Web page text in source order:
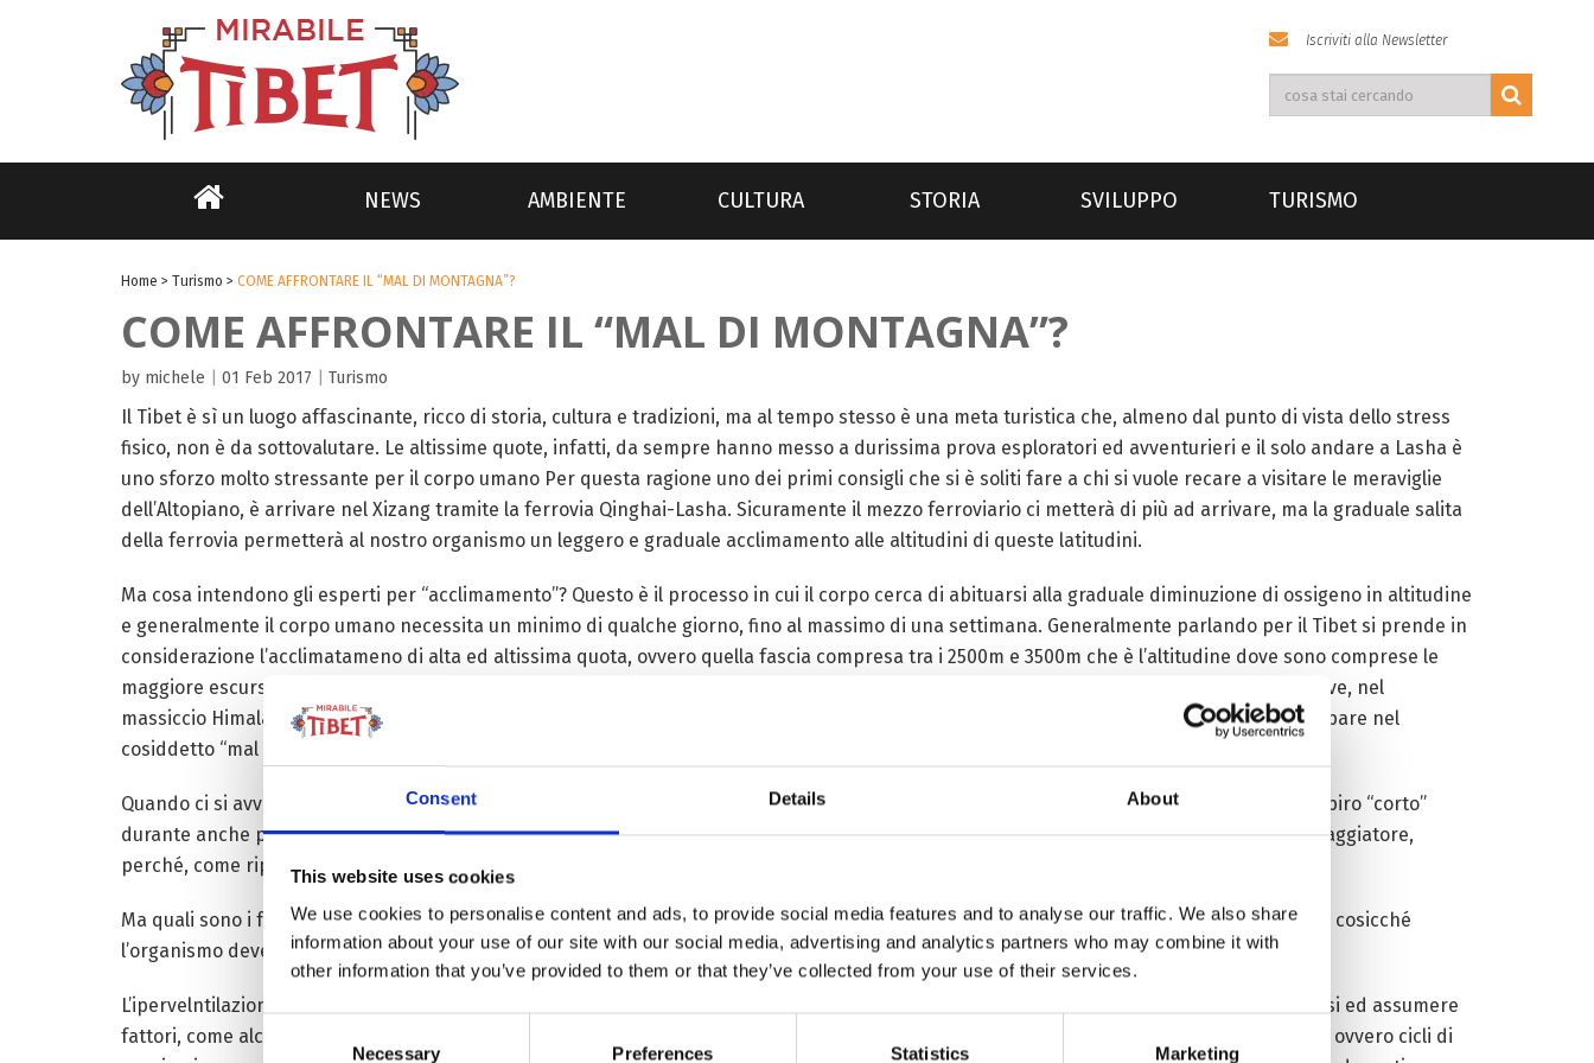
Consent Details About
This website uses cookies
We use cookies to personalise content and ads, to provide social media features and to analyse our traffic. We also share
information about your use of our site with our social media, advertising and analytics partners who may combine it with
other information that you’ve provided to them or that they’ve collected from your use of their services.
Necessary Preferences Statistics Marketing
Iscriviti alla Newsletter
NEWS AMBIENTE CULTURA STORIA SVILUPPO TURISMO
Home > Turismo > COME AFFRONTARE IL “MAL DI MONTAGNA”?
COME AFFRONTARE IL “MAL DI MONTAGNA”?
by michele 01 Feb 2017 Turismo
Il Tibet è sì un luogo affascinante, ricco di storia, cultura e tradizioni, ma al tempo stesso è una meta turistica che, almeno dal punto di vista dello stress
fisico, non è da sottovalutare. Le altissime quote, infatti, da sempre hanno messo a durissima prova esploratori ed avventurieri e il solo andare a Lasha è
uno sforzo molto stressante per il corpo umano Per questa ragione uno dei primi consigli che si è soliti fare a chi si vuole recare a visitare le meraviglie
dell’Altopiano, è arrivare nel Xizang tramite la ferrovia Qinghai-Lasha. Sicuramente il mezzo ferroviario ci metterà di più ad arrivare, ma la graduale salita
della ferrovia permetterà al nostro organismo un leggero e graduale acclimamento alle altitudini di queste latitudini.
Ma cosa intendono gli esperti per “acclimamento”? Questo è il processo in cui il corpo cerca di abituarsi alla graduale diminuzione di ossigeno in altitudine
e generalmente il corpo umano necessita un minimo di qualche giorno, fino al massimo di una settimana. Generalmente parlando per il Tibet si prende in
considerazione l’acclimatameno di alta ed altissima quota, ovvero quella fascia compresa tra i 2500m e 3500m che è l’altitudine dove sono comprese le
maggiore escursioni ai siti lamasti o di interesse naturalistico. A differenza delle Alpi, dove l’esposizione a queste altitudini è piuttosto breve, nel
massiccio Himalayano si parla di esposizioni che possono arrivare anche a sette o dieci giorni se non più, per questa ragione si può incappare nel
cosiddetto “mal di montagna”.
Quando ci si avventura in alta montagna, il fisco è inconsciamente soggetto a normali e fisiologici cambiamenti come iperventilazione, respiro “corto”
durante anche piccole fasi di sfogo e cambiamenti della frequenza respiratoria notturna. Tutti questi sintomi non devono spaventare il viaggiatore,
perché, come ripetiamo, sono normali acclimatazione che il nostro organismo necessita.
Ma quali sono i fattori scatenanti? La risposta più semplice è il calo della pressione barometrica”, ovvero una carenza di ossigeno nell’aria, cosicché
l’organismo deve respirare più velocemente per compensare il necessario fabbisogno.
L’ipervelntilazione non è un fenomeno da sottovalutare tant’è che in quanto fisiologico cambiamento, non bisogna spaventarsi o allarmarsi ed assumere
fattori, come alcolici o farmaci, che deprimano la respirazione veloce. Per questa ragione, anche il fenomeno della respirazione periodica, ovvero cicli di